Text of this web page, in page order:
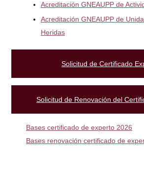
Acreditación GNEAUPP de
Acreditación GNEAUPP de
Heridas
Solicitud de Certificado
Solicitud de Renovación del
Bases certificado de experto 2026
Bases renovación certificado de